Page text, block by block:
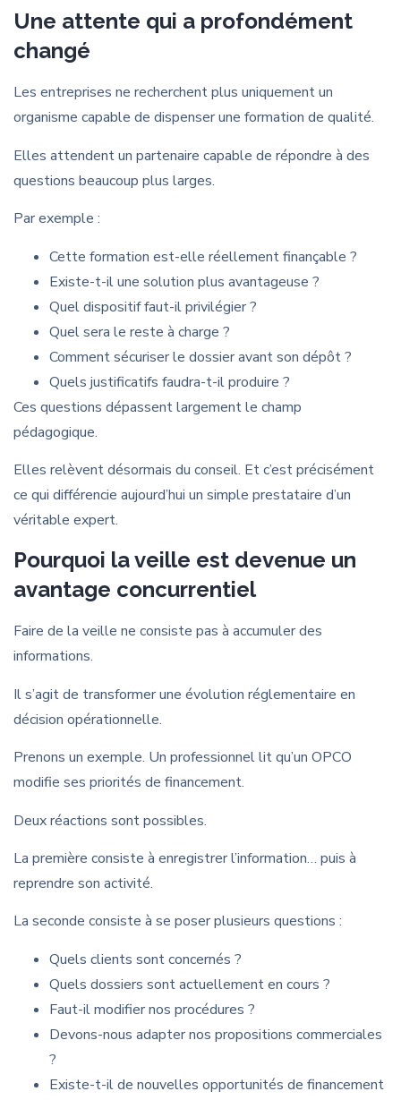
Une attente qui a profondément
changé
Les entreprises ne recherchent plus uniquement un
organisme capable de dispenser une formation de qualité.
Elles attendent un partenaire capable de répondre à des
questions beaucoup plus larges.
Par exemple :
Cette formation est-elle réellement finançable ?
Existe-t-il une solution plus avantageuse ?
Quel dispositif faut-il privilégier ?
Quel sera le reste à charge ?
Comment sécuriser le dossier avant son dépôt ?
Quels justificatifs faudra-t-il produire ?
Ces questions dépassent largement le champ
pédagogique.
Elles relèvent désormais du conseil. Et c’est précisément
ce qui différencie aujourd’hui un simple prestataire d’un
véritable expert.
Pourquoi la veille est devenue un
avantage concurrentiel
Faire de la veille ne consiste pas à accumuler des
informations.
Il s’agit de transformer une évolution réglementaire en
décision opérationnelle.
Prenons un exemple. Un professionnel lit qu’un OPCO
modifie ses priorités de financement.
Deux réactions sont possibles.
La première consiste à enregistrer l’information… puis à
reprendre son activité.
La seconde consiste à se poser plusieurs questions :
Quels clients sont concernés ?
Quels dossiers sont actuellement en cours ?
Faut-il modifier nos procédures ?
Devons-nous adapter nos propositions commerciales
?
Existe-t-il de nouvelles opportunités de financement